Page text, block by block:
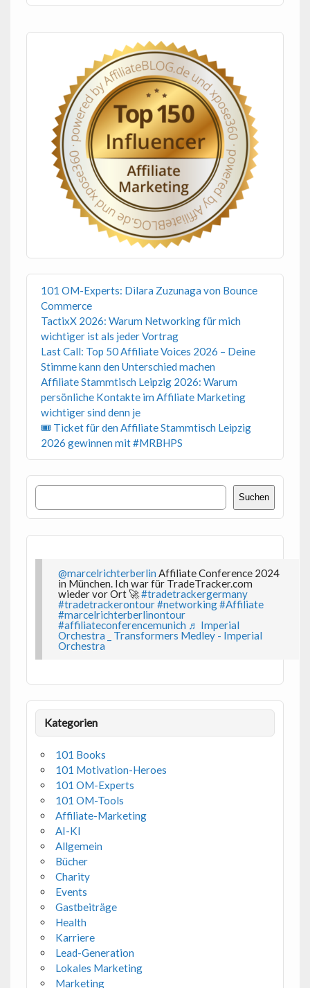
101 OM-Experts: Dilara Zuzunaga von Bounce
Commerce
TactixX 2026: Warum Networking für mich
wichtiger ist als jeder Vortrag
Last Call: Top 50 Affiliate Voices 2026 – Deine
Stimme kann den Unterschied machen
Affiliate Stammtisch Leipzig 2026: Warum
persönliche Kontakte im Affiliate Marketing
wichtiger sind denn je
🎟 Ticket für den Affiliate Stammtisch Leipzig
2026 gewinnen mit #MRBHPS
Suchen
Suchen
@marcelrichterberlin Affiliate Conference 2024
in München. Ich war für TradeTracker.com
wieder vor Ort 🚀#tradetrackergermany
#tradetrackerontour#networking#Affiliate
#marcelrichterberlinontour
#affiliateconferencemunich ♬ Imperial
Orchestra _ Transformers Medley - Imperial
Orchestra
Kategorien
101 Books
101 Motivation-Heroes
101 OM-Experts
101 OM-Tools
Affiliate-Marketing
AI-KI
Allgemein
Bücher
Charity
Events
Gastbeiträge
Health
Karriere
Lead-Generation
Lokales Marketing
Marketing